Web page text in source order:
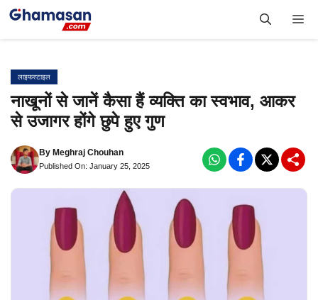
Skip
लाइफस्टाइल
नाखूनों से जानें कैसा हैं व्यक्ति का स्वभाव, आकर
से उजागर होंगे छुपे हुए गुण
By Meghraj Chouhan
Published On: January 25, 2025